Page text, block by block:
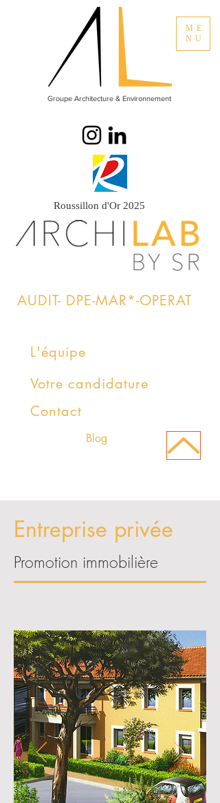
ME
NU
Groupe Architecture & Environnement
L'équipe
Votre candidature
Contact
AUDIT- DPE-MAR*-OPERAT
Blog
Roussillon d'Or 2025
Entreprise privée
Promotion immobilière